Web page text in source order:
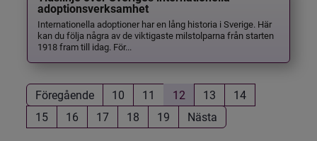
adoptionsverksamhet
Internationella adoptioner har en lång historia i Sverige. Här
kan du följa några av de viktigaste milstolparna från starten
1918 fram till idag. För...
Föregående 10 11 12 13
14
15
16 17 18 19 Nästa